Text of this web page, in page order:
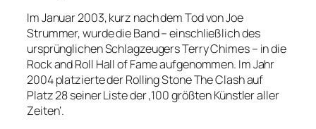
Im Januar 2003, kurz nach dem Tod von Joe
Strummer, wurde die Band – einschließlich des
ursprünglichen Schlagzeugers Terry Chimes – in die
Rock and Roll Hall of Fame aufgenommen. Im Jahr
2004 platzierte der Rolling Stone The Clash auf
Platz 28 seiner Liste der ‚100 größten Künstler aller
Zeiten‘.